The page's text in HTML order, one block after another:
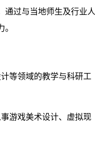
通过与当地师生及行业人
等领域的教学与科研工
游戏美术设计、虚拟现